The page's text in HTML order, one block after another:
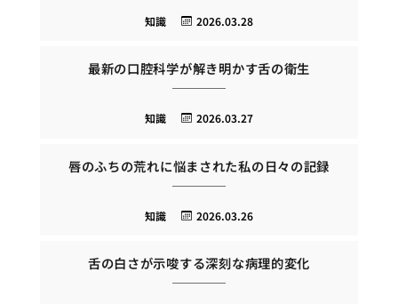
2026.03.28
知識
最新の口腔科学が解き明かす舌の衛生
2026.03.27
知識
唇のふちの荒れに悩まされた私の日々の記録
2026.03.26
知識
舌の白さが示唆する深刻な病理的変化